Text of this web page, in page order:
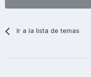
Ir a la lista de temas